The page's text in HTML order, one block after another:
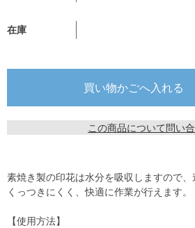
在庫
この商品について問い
素焼き製の印花は水分を吸収しますので
くっつきにくく、快適に作業が行えます。
【使用方法】